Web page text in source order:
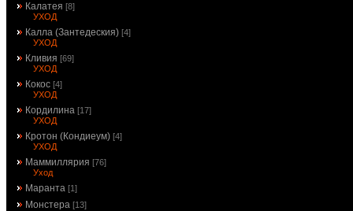
Калатея [8]
УХОД
Калла (Зантедеския) [4]
УХОД
Кливия [69]
УХОД
Кокос [4]
УХОД
Кордилина [17]
УХОД
Кротон (Кондиеум) [4]
УХОД
Маммиллярия [76]
Уход
Маранта [1]
Монстера [13]